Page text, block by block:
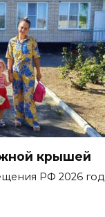
крышей
РФ 2026 год